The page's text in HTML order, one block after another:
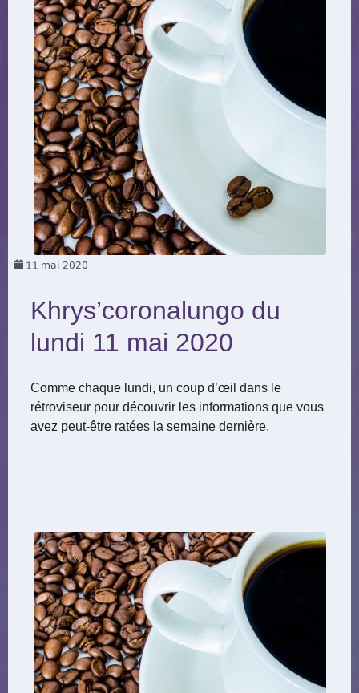
11 mai 2020
Khrys’coronalungo du
lundi 11 mai 2020
Comme chaque lundi, un coup d’œil dans le
rétroviseur pour découvrir les informations que vous
avez peut-être ratées la semaine dernière.